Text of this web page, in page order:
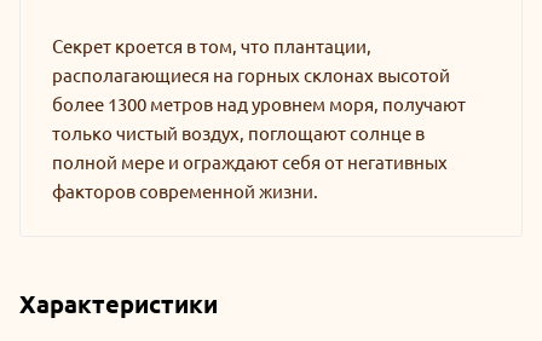
Секрет кроется в том, что плантации,
располагающиеся на горных склонах высотой
более 1300 метров над уровнем моря, получают
только чистый воздух, поглощают солнце в
полной мере и ограждают себя от негативных
факторов современной жизни.
Характеристики